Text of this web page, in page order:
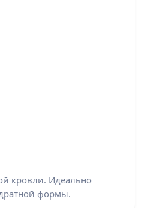
кровли. Идеально
формы.